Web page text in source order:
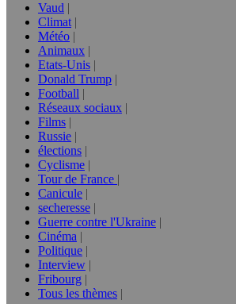
Vaud
Climat
Météo
Animaux
Etats-Unis
Donald Trump
Football
Réseaux sociaux
Films
Russie
élections
Cyclisme
Tour de France
Canicule
secheresse
Guerre contre l'Ukraine
Cinéma
Politique
Interview
Fribourg
Tous les thèmes